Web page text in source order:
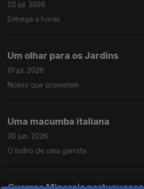
02 jul. 2026
Entrega a horas.
Um olhar para os Jardins
01 jul. 2026
Noites que prometem
Uma macumba italiana
30 jun. 2026
O brilho de uma garrafa.